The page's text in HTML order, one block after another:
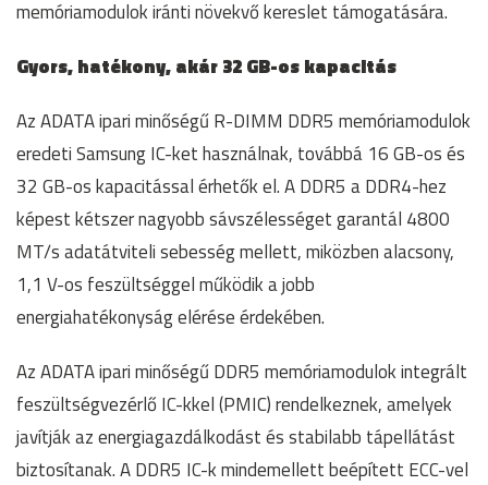
memóriamodulok iránti növekvő kereslet támogatására.
Gyors, hatékony, akár 32 GB-os kapacitás
Az ADATA ipari minőségű R-DIMM DDR5 memóriamodulok
eredeti Samsung IC-ket használnak, továbbá 16 GB-os és
32 GB-os kapacitással érhetők el. A DDR5 a DDR4-hez
képest kétszer nagyobb sávszélességet garantál 4800
MT/s adatátviteli sebesség mellett, miközben alacsony,
1,1 V-os feszültséggel működik a jobb
energiahatékonyság elérése érdekében.
Az ADATA ipari minőségű DDR5 memóriamodulok integrált
feszültségvezérlő IC-kkel (PMIC) rendelkeznek, amelyek
javítják az energiagazdálkodást és stabilabb tápellátást
biztosítanak. A DDR5 IC-k mindemellett beépített ECC-vel